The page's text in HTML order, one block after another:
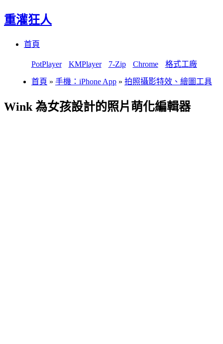
重灌狂人
首頁
PotPlayer KMPlayer 7-Zip Chrome 格式工廠
首頁 » 手機：iPhone App » 拍照攝影特效、繪圖工具
Wink 為女孩設計的照片萌化編輯器